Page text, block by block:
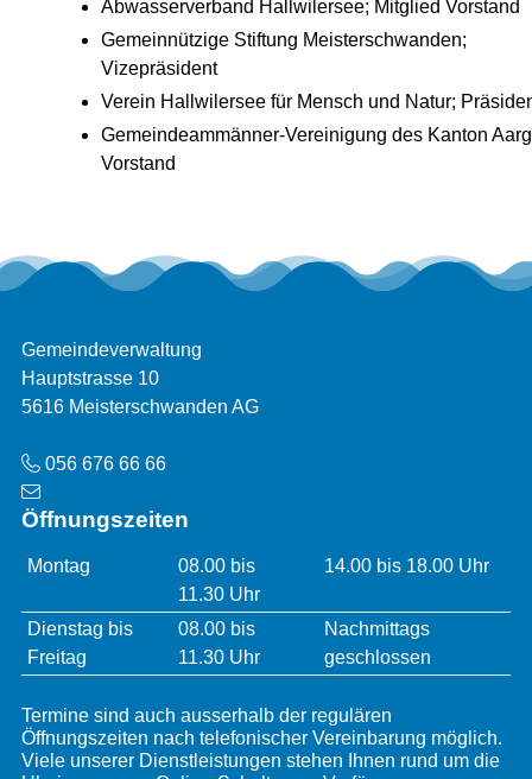
Abwasserverband Hallwilersee; Mitglied Vorstand
Gemeinnützige Stiftung Meisterschwanden;
Vizepräsident
Verein Hallwilersee für Mensch und Natur;
Gemeindeammänner-Vereinigung des Kanton
Vorstand
Footer
Adresse
Gemeindeverwaltung
Hauptstrasse 10
5616 Meisterschwanden AG
Telefon
056 676 66 66
Öffnungszeiten
Öffnungszeiten
Montag
08.00 bis
11.30 Uhr
14.00 bis 18.00 Uhr
Dienstag bis
Freitag
08.00 bis
11.30 Uhr
Nachmittags
geschlossen
Termine sind auch ausserhalb der regulären
Öffnungszeiten nach telefonischer Vereinbarung möglich.
Viele unserer Dienstleistungen stehen Ihnen rund um die